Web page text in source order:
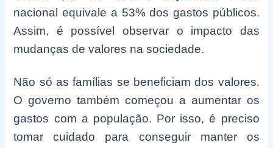
nacional equivale a 53% dos gastos públicos.
Assim, é possível observar o impacto das
mudanças de valores na sociedade.
Não só as famílias se beneficiam dos valores.
O governo também começou a aumentar os
gastos com a população. Por isso, é preciso
tomar cuidado para conseguir manter os